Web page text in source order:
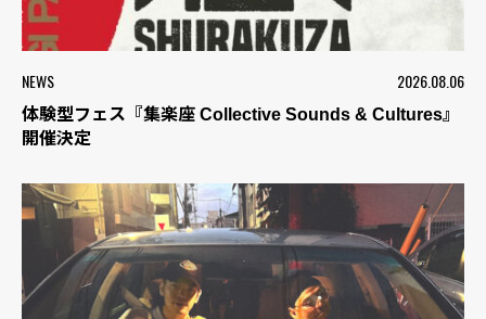
NEWS 2026.08.06
体験型フェス『集楽座 Collective Sounds & Cultures』
開催決定